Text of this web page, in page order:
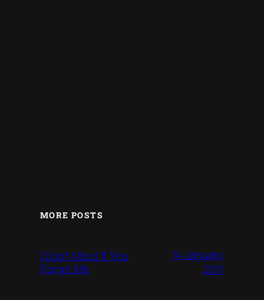
MORE POSTS
I Don’t Mind If You
Forget Me
14 January
2011